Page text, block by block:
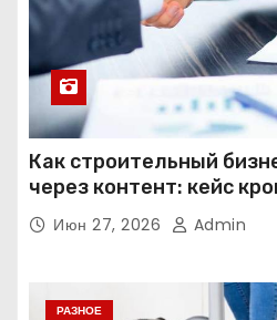
Как строительный
через контент: кейс
Июн 27, 2026 Admin
РАЗНОЕ